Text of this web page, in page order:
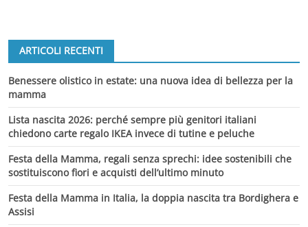
ARTICOLI RECENTI
Benessere olistico in estate: una nuova idea di bellezza per la
mamma
Lista nascita 2026: perché sempre più genitori italiani
chiedono carte regalo IKEA invece di tutine e peluche
Festa della Mamma, regali senza sprechi: idee sostenibili che
sostituiscono fiori e acquisti dell’ultimo minuto
Festa della Mamma in Italia, la doppia nascita tra Bordighera e
Assisi